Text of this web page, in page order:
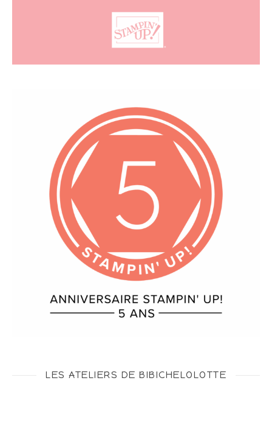
LES ATELIERS DE BIBICHELOLOTTE